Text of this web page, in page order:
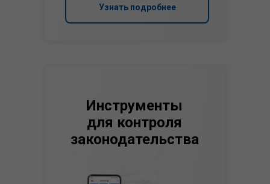
Инструменты
для контроля
законодательства
Узнать подробнее